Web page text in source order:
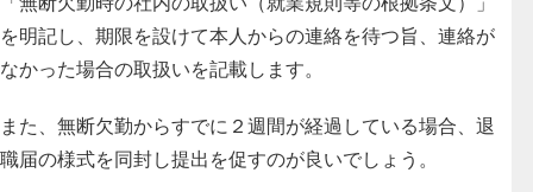
を明記し、期限を設けて本人からの連絡を待つ旨、連絡が
なかった場合の取扱いを記載します。
また、無断欠勤からすでに２週間が経過している場合、退
職届の様式を同封し提出を促すのが良いでしょう。